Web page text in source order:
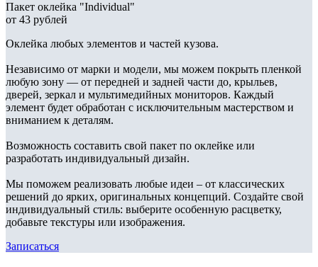
Пакет оклейка "Individual"
от 43 рублей
Оклейка любых элементов и частей кузова.
Независимо от марки и модели, мы можем покрыть пленкой
любую зону — от передней и задней части до, крыльев,
дверей, зеркал и мультимедийных мониторов. Каждый
элемент будет обработан с исключительным мастерством и
вниманием к деталям.
Возможность составить свой пакет по оклейке или
разработать индивидуальный дизайн.
Мы поможем реализовать любые идеи – от классических
решений до ярких, оригинальных концепций. Создайте свой
индивидуальный стиль: выберите особенную расцветку,
добавьте текстуры или изображения.
Записаться